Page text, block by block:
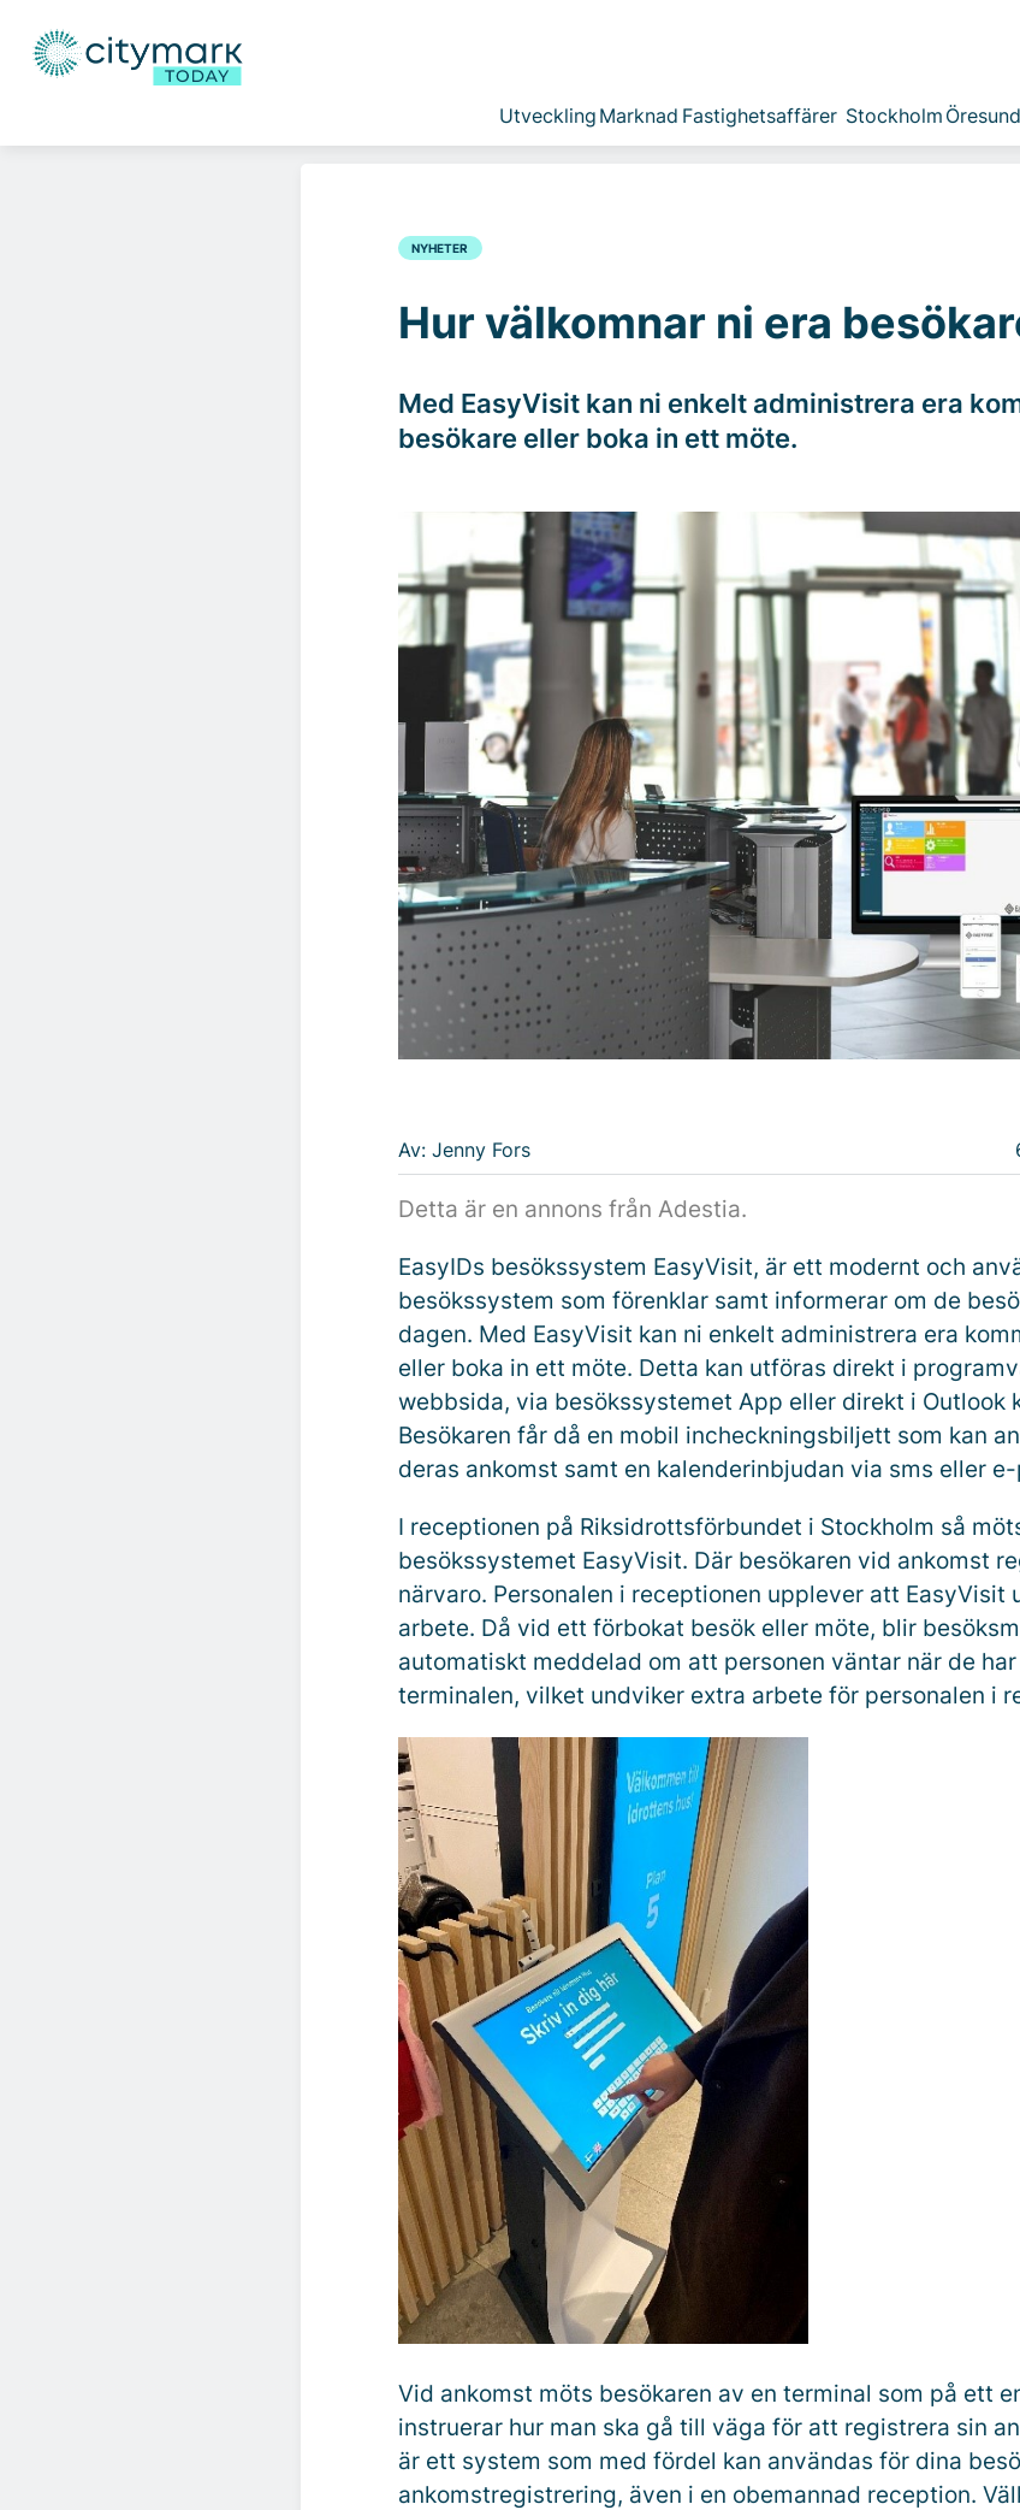
Utveckling Marknad Fastighetsaffärer Stockholm Öresund
NYHETER
Hur välkomnar ni era
Med EasyVisit kan ni enkelt administrera era
besökare eller boka in ett möte.
Av: Jenny Fors
Detta är en annons från Adestia.
EasyIDs besökssystem EasyVisit, är ett modernt och
besökssystem som förenklar samt informerar om de
dagen. Med EasyVisit kan ni enkelt administrera era
eller boka in ett möte. Detta kan utföras direkt i
webbsida, via besökssystemet App eller direkt i Outlook
Besökaren får då en mobil incheckningsbiljett som kan
deras ankomst samt en kalenderinbjudan via sms eller
I receptionen på Riksidrottsförbundet i Stockholm så
besökssystemet EasyVisit. Där besökaren vid ankomst
närvaro. Personalen i receptionen upplever att EasyVisit
arbete. Då vid ett förbokat besök eller möte, blir
automatiskt meddelad om att personen väntar när de
terminalen, vilket undviker extra arbete för personalen i
Vid ankomst möts besökaren av en terminal som på ett
instruerar hur man ska gå till väga för att registrera sin
är ett system som med fördel kan användas för dina
ankomstregistrering, även i en obemannad reception.